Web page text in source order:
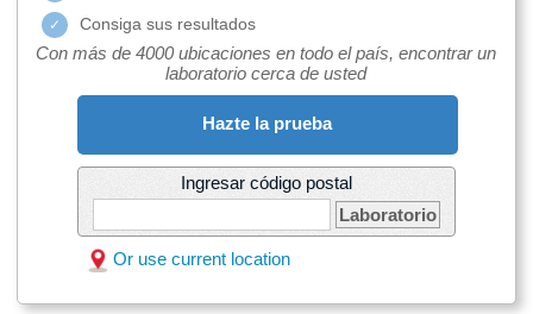
Consiga sus resultados
Con más de 4000 ubicaciones en todo el país, encontrar un
laboratorio cerca de usted
Hazte la prueba
Ingresar código postal
Laboratorio
Or use current location